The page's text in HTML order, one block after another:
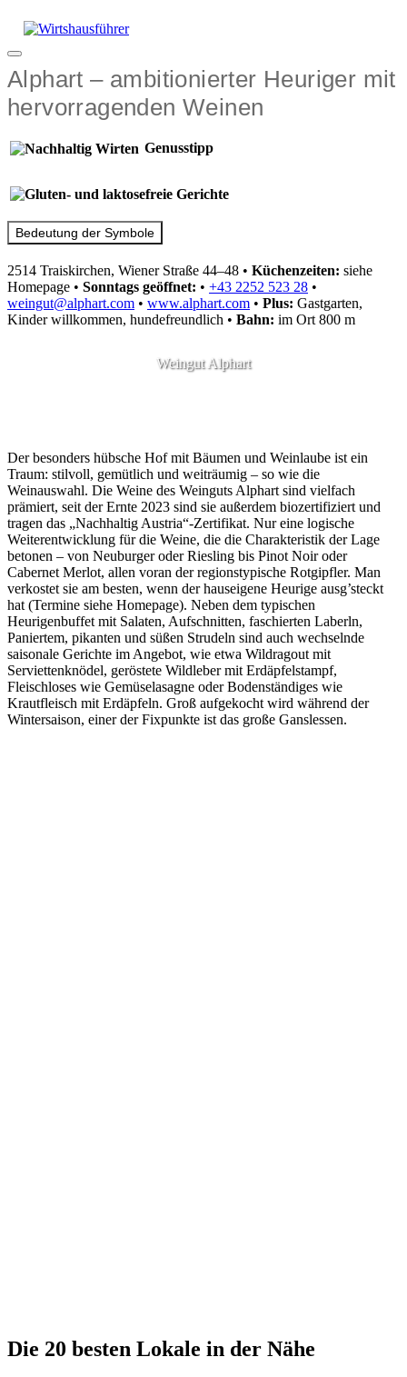
Inhalt
Menü
Alphart – ambitionierter Heuriger mit
hervorragenden Weinen
Genusstipp
Bedeutung der Symbole
2514 Traiskirchen, Wiener Straße 44–48 • Küchenzeiten: siehe
Homepage • Sonntags geöffnet: • +43 2252 523 28 •
weingut@alphart.com • www.alphart.com • Plus: Gastgarten,
Kinder willkommen, hundefreundlich • Bahn: im Ort 800 m
Weingut Alphart
Der besonders hübsche Hof mit Bäumen und Weinlaube ist ein
Traum: stilvoll, gemütlich und weiträumig – so wie die
Weinauswahl. Die Weine des Weinguts Alphart sind vielfach
prämiert, seit der Ernte 2023 sind sie außerdem biozertifiziert und
tragen das „Nachhaltig Austria“-Zertifikat. Nur eine logische
Weiterentwicklung für die Weine, die die Charakteristik der Lage
betonen – von Neuburger oder Riesling bis Pinot Noir oder
Cabernet Merlot, allen voran der regionstypische Rotgipfler. Man
verkostet sie am besten, wenn der hauseigene Heurige ausg’steckt
hat (Termine siehe Homepage). Neben dem typischen
Heurigenbuffet mit Salaten, Aufschnitten, faschierten Laberln,
Paniertem, pikanten und süßen Strudeln sind auch wechselnde
saisonale Gerichte im Angebot, wie etwa Wildragout mit
Serviettenknödel, geröstete Wildleber mit Erdäpfelstampf,
Fleischloses wie Gemüselasagne oder Bodenständiges wie
Krautfleisch mit Erdäpfeln. Groß aufgekocht wird während der
Wintersaison, einer der Fixpunkte ist das große Ganslessen.
Die 20 besten Lokale in der Nähe